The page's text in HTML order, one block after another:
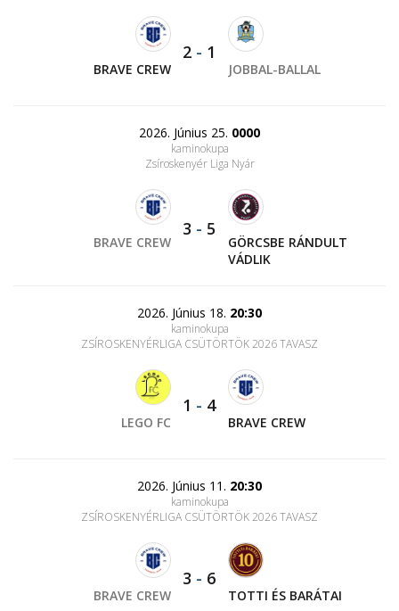
BRAVE CREW
2 - 1
JOBBAL-BALLAL
2026. Június 25. 0000
kaminokupa
Zsíroskenyér Liga Nyár
BRAVE CREW
3 - 5
GÖRCSBE RÁNDULT
VÁDLIK
2026. Június 18. 20:30
kaminokupa
ZSÍROSKENYÉRLIGA CSÜTÖRTÖK 2026 TAVASZ
LEGO FC
1 - 4
BRAVE CREW
2026. Június 11. 20:30
kaminokupa
ZSÍROSKENYÉRLIGA CSÜTÖRTÖK 2026 TAVASZ
BRAVE CREW
3 - 6
TOTTI ÉS BARÁTAI